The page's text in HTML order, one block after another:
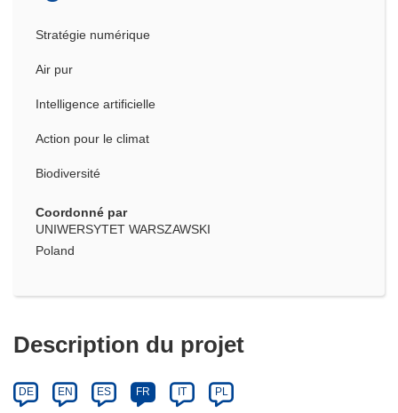
Stratégie numérique
Air pur
Intelligence artificielle
Action pour le climat
Biodiversité
Coordonné par
UNIWERSYTET WARSZAWSKI
Poland
Description du projet
DE EN ES FR IT PL